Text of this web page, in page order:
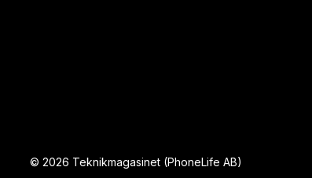
© 2026 Teknikmagasinet (PhoneLife AB)